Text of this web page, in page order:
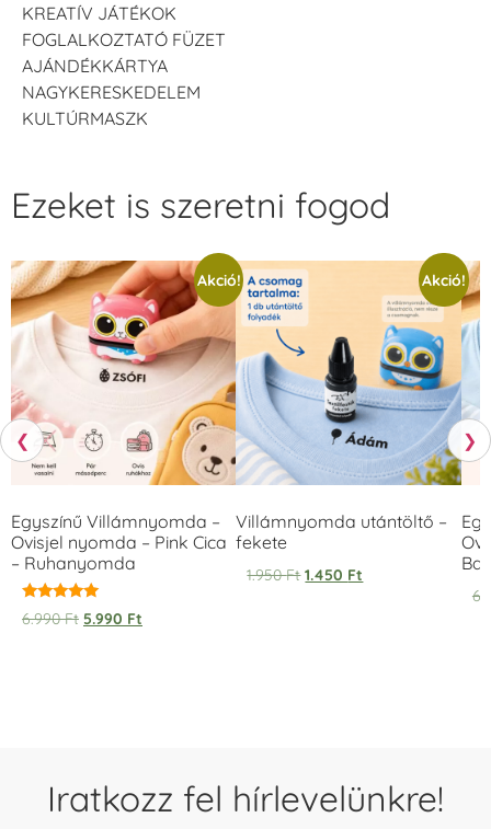
KREATÍV JÁTÉKOK
FOGLALKOZTATÓ FÜZET
AJÁNDÉKKÁRTYA
NAGYKERESKEDELEM
KULTÚRMASZK
❮
Ezeket is szeretni fogod
Akció!
Egyszínű Villámnyomda –
Ovisjel nyomda – Pink Cica
– Ruhanyomda
Értékelés:
5.00
6.990Ft 5.990 Ft
Akció!
Villámnyomda utántöltő –
fekete
1.950Ft 1.450 Ft
❯
Iratkozz fel hírlevelünkre!